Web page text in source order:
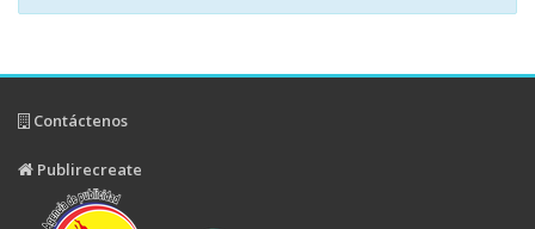
Contáctenos
Publirecreate